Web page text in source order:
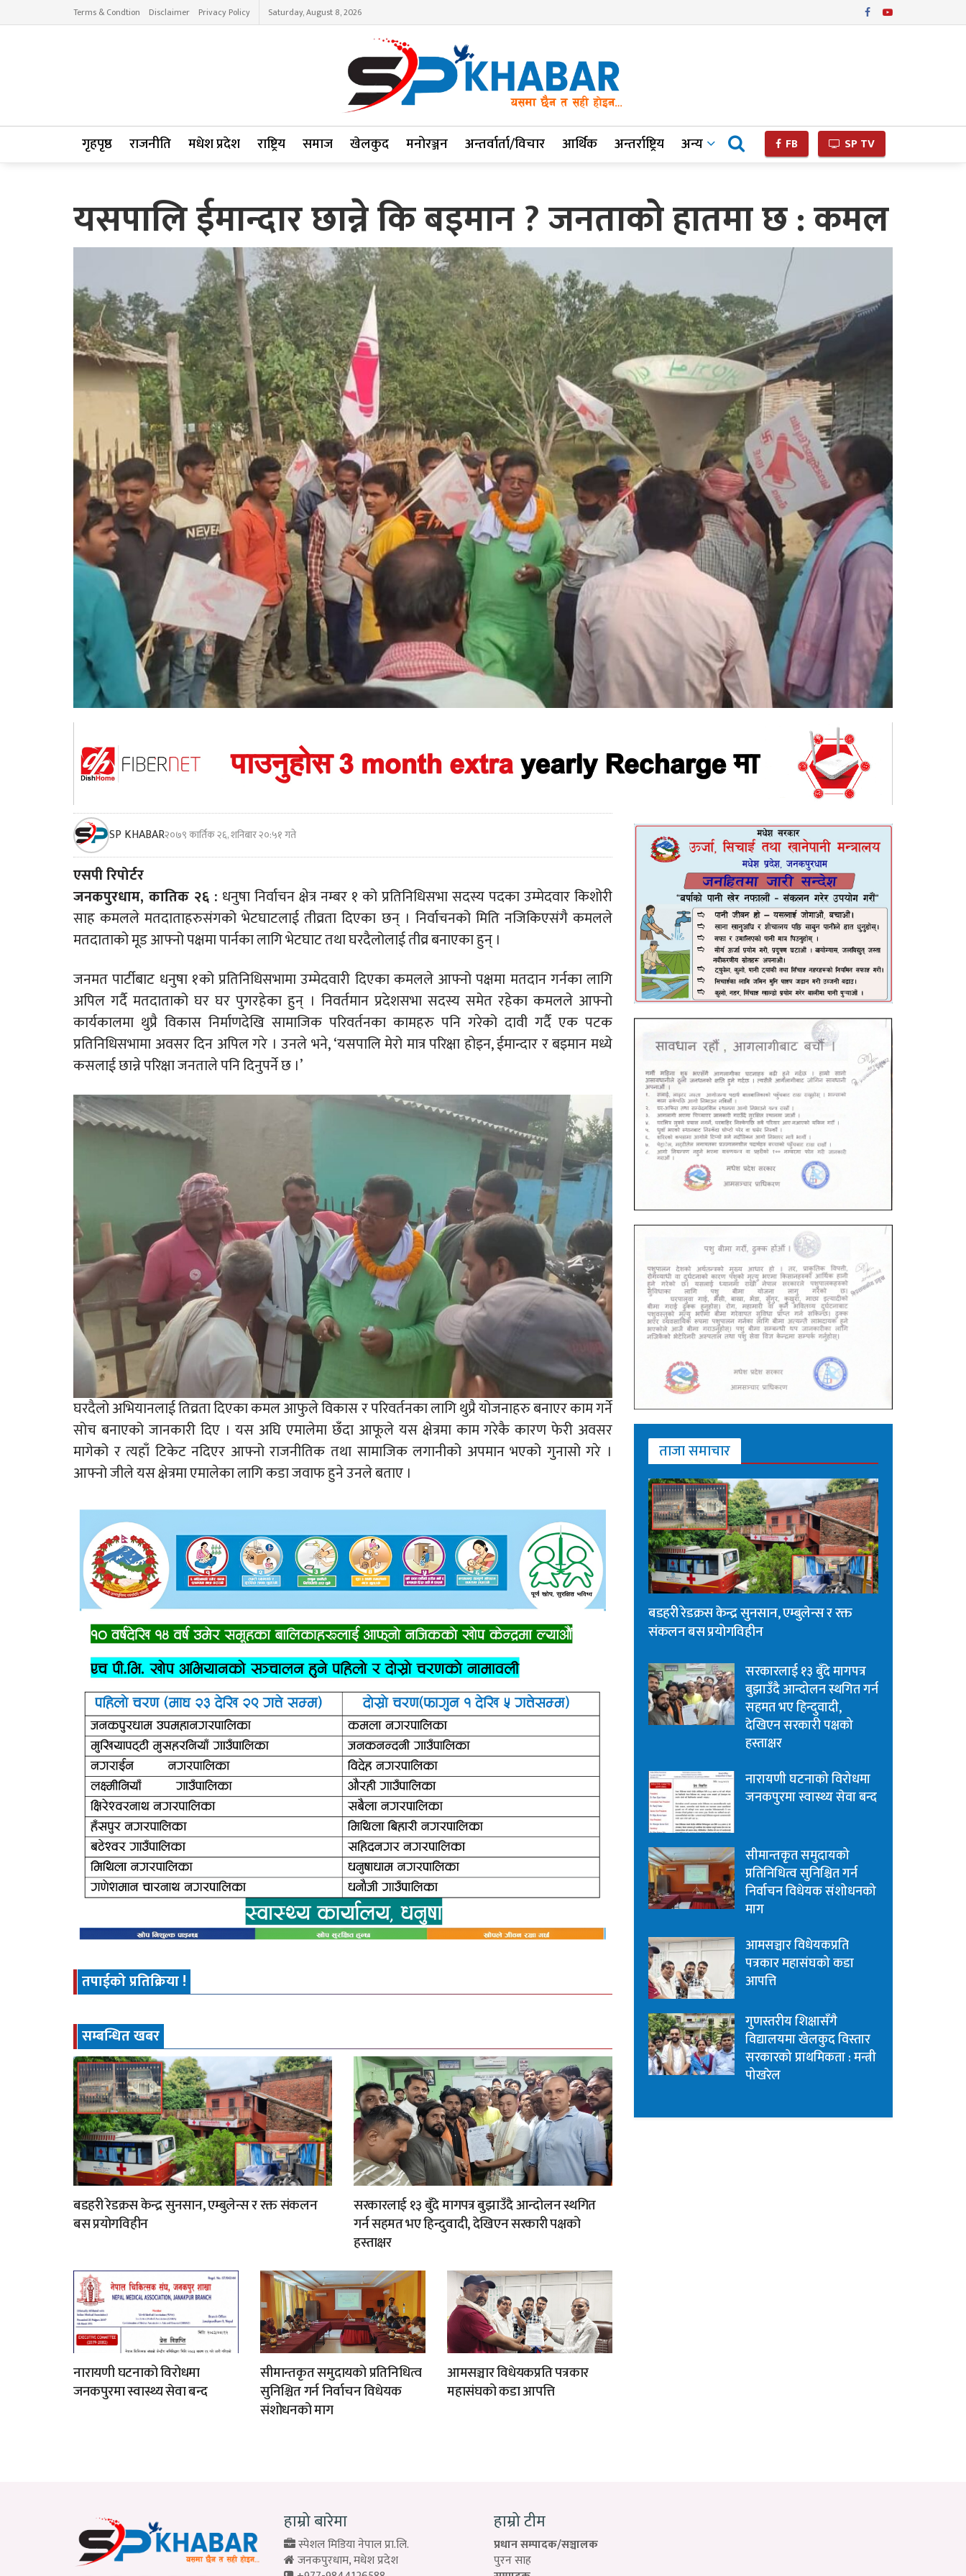
Terms & Condtion Disclaimer Privacy Policy Saturday, August 8, 2026
गृहपृष्ठ राजनीति मधेश प्रदेश राष्ट्रिय समाज खेलकुद मनोरञ्जन अन्तर्वार्ता/विचार आर्थिक अन्तर्राष्ट्रिय अन्य FB SP TV
यसपालि ईमान्दार छान्ने कि बइमान ? जनताको हातमा छ : कमल
SP KHABAR२०७९ कार्तिक २६, शनिबार २०:५१ गते
एसपी रिपोर्टर
जनकपुरधाम, कातिक २६ : धनुषा निर्वाचन क्षेत्र नम्बर १ को प्रतिनिधिसभा सदस्य पदका उम्मेदवार किशोरी
साह कमलले मतदाताहरुसंगको भेटघाटलाई तीव्रता दिएका छन् । निर्वाचनको मिति नजिकिएसंगै कमलले
मतदाताको मूड आफ्नो पक्षमा पार्नका लागि भेटघाट तथा घरदैलोलाई तीव्र बनाएका हुन् ।
जनमत पार्टीबाट धनुषा १को प्रतिनिधिसभामा उम्मेदवारी दिएका कमलले आफ्नो पक्षमा मतदान गर्नका लागि
अपिल गर्दै मतदाताको घर घर पुगरहेका हुन् । निवर्तमान प्रदेशसभा सदस्य समेत रहेका कमलले आफ्नो
कार्यकालमा थुप्रै विकास निर्माणदेखि सामाजिक परिवर्तनका कामहरु पनि गरेको दावी गर्दै एक पटक
प्रतिनिधिसभामा अवसर दिन अपिल गरे । उनले भने, ‘यसपालि मेरो मात्र परिक्षा होइन, ईमान्दार र बइमान मध्ये
कसलाई छान्ने परिक्षा जनताले पनि दिनुपर्ने छ ।’
घरदैलो अभियानलाई तिव्रता दिएका कमल आफुले विकास र परिवर्तनका लागि थुप्रै योजनाहरु बनाएर काम गर्ने
सोच बनाएको जानकारी दिए । यस अघि एमालेमा छँदा आफूले यस क्षेत्रमा काम गरेकै कारण फेरी अवसर
मागेको र त्यहाँ टिकेट नदिएर आफ्नो राजनीतिक तथा सामाजिक लगानीको अपमान भएको गुनासो गरे ।
आफ्नो जीले यस क्षेत्रमा एमालेका लागि कडा जवाफ हुने उनले बताए ।
तपाईको प्रतिक्रिया !
सम्बन्धित खबर
बडहरी रेडक्रस केन्द्र सुनसान, एम्बुलेन्स र रक्त संकलन
बस प्रयोगविहीन
सरकारलाई १३ बुँदे मागपत्र बुझाउँदै आन्दोलन स्थगित
गर्न सहमत भए हिन्दुवादी, देखिएन सरकारी पक्षको
हस्ताक्षर
नारायणी घटनाको विरोधमा
जनकपुरमा स्वास्थ्य सेवा बन्द
सीमान्तकृत समुदायको प्रतिनिधित्व
सुनिश्चित गर्न निर्वाचन विधेयक
संशोधनको माग
आमसञ्चार विधेयकप्रति पत्रकार
महासंघको कडा आपत्ति
ताजा समाचार
बडहरी रेडक्रस केन्द्र सुनसान, एम्बुलेन्स र रक्त
संकलन बस प्रयोगविहीन
सरकारलाई १३ बुँदे मागपत्र
बुझाउँदै आन्दोलन स्थगित गर्न
सहमत भए हिन्दुवादी,
देखिएन सरकारी पक्षको
हस्ताक्षर
नारायणी घटनाको विरोधमा
जनकपुरमा स्वास्थ्य सेवा बन्द
सीमान्तकृत समुदायको
प्रतिनिधित्व सुनिश्चित गर्न
निर्वाचन विधेयक संशोधनको
माग
आमसञ्चार विधेयकप्रति
पत्रकार महासंघको कडा
आपत्ति
गुणस्तरीय शिक्षासँगै
विद्यालयमा खेलकुद विस्तार
सरकारको प्राथमिकता : मन्त्री
पोखरेल
हाम्रो बारेमा
स्पेशल मिडिया नेपाल प्रा.लि.
जनकपुरधाम, मधेश प्रदेश
हाम्रो टीम
प्रधान सम्पादक/सञ्चालक
पुरन साह